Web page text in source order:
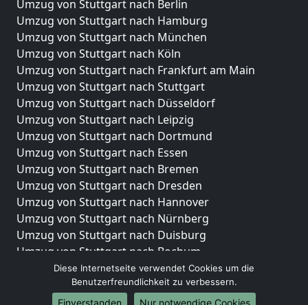
Umzug von Stuttgart nach Berlin
Umzug von Stuttgart nach Hamburg
Umzug von Stuttgart nach München
Umzug von Stuttgart nach Köln
Umzug von Stuttgart nach Frankfurt am Main
Umzug von Stuttgart nach Stuttgart
Umzug von Stuttgart nach Düsseldorf
Umzug von Stuttgart nach Leipzig
Umzug von Stuttgart nach Dortmund
Umzug von Stuttgart nach Essen
Umzug von Stuttgart nach Bremen
Umzug von Stuttgart nach Dresden
Umzug von Stuttgart nach Hannover
Umzug von Stuttgart nach Nürnberg
Umzug von Stuttgart nach Duisburg
Umzug von Stuttgart nach Bochum
Umzug von Stuttgart nach Wuppertal
Umzug von Stuttgart nach Bielefeld
Umzug von Stuttgart nach Bonn
Diese Internetseite verwendet Cookies um die
Benutzerfreundlichkeit zu verbessern.
Einverstanden
Nur notwendige Cookies